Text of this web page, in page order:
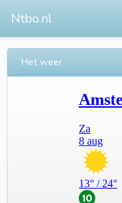
Ntbo.nl
Het weer